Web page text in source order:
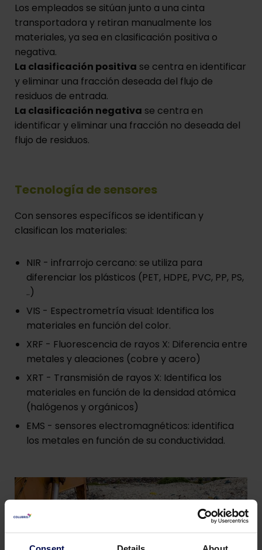
Los empleados se sitúan junto a una cinta
transportadora y retiran manualmente los
materiales, ya sea en clasificación positiva o
negativa.
La clasificación positiva se centra en identificar
y eliminar una fracción deseada del flujo de
residuos de entrada.
La clasificación negativa se centra en
identificar y eliminar una fracción no deseada del
flujo de residuos.
Tecnología de sensores
Con sensores específicos se identifican y
clasifican los materiales:
NIR - infrarrojo cercano: se utiliza para
diferenciar los plásticos (PET, HDPE, PVC, PP, PS,
..)
VIS - Espectrometría visual: Identifica los
materiales en función del color.
XRF - Fluorescencia de rayos X: Diferencia entre
metales y aleaciones (cobre y acero)
XRT - Transmisión de rayos X: Identifica los
materiales en función de la densidad atómica
(halógenos y orgánicos)
EMS - sensores electromagnéticos: identifica
los metales en función de su conductividad.